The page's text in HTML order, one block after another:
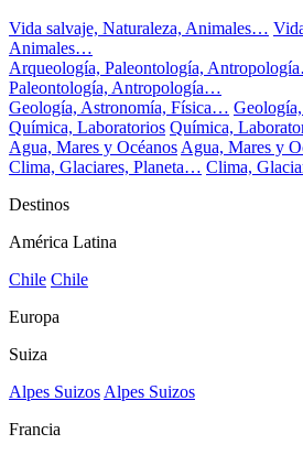
Vida salvaje, Naturaleza, Animales…
Animales…
Arqueología, Paleontología,
Paleontología, Antropología…
Geología, Astronomía, Física…
Química, Laboratorios Química,
Agua, Mares y Océanos Agua, Mares y
Clima, Glaciares, Planeta… Clima,
Destinos
América Latina
Chile Chile
Europa
Suiza
Alpes Suizos Alpes Suizos
Francia